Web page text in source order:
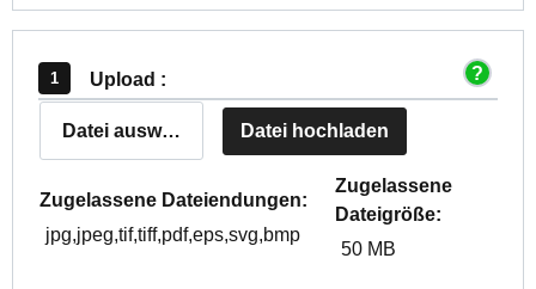
Upload :
Datei auswählen Datei hochladen
Zugelassene Dateiendungen:
jpg,jpeg,tif,tiff,pdf,eps,svg,bmp
Zugelassene
Dateigröße:
50 MB